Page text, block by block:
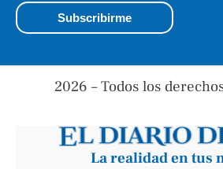
2026 – Todos los
La realidad en tus